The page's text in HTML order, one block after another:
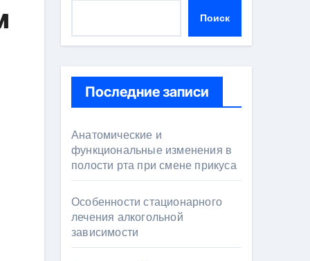
Поиск
Последние записи
Анатомические и
функциональные изменения в
полости рта при смене прикуса
Особенности стационарного
лечения алкогольной
зависимости